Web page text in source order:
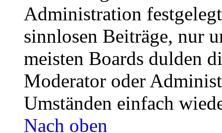
Administration
sinnlosen Beiträge, nur
meisten Boards dulden
Moderator oder
Umständen einfach
Nach oben